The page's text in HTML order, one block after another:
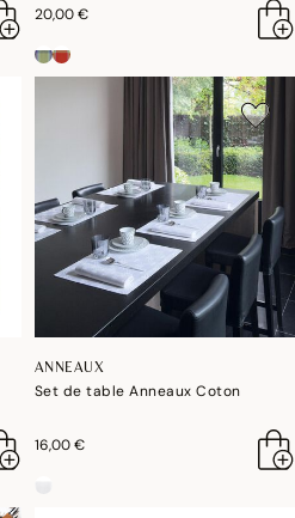
20,00 €
ANNEAUX
Set de table Anneaux Coton
16,00 €